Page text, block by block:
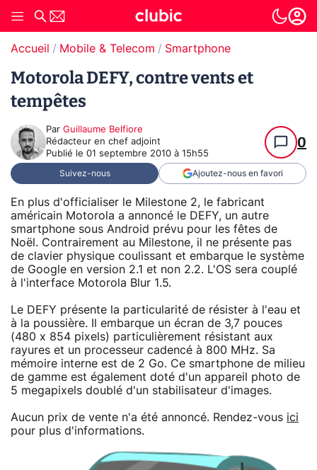
Accueil Mobile & Telecom Smartphone
Motorola DEFY, contre vents et
tempêtes
Par Guillaume Belfiore
Rédacteur en chef adjoint
Publié le 01 septembre 2010 à 15h55
0
Suivez-nous Ajoutez-nous en favori
En plus d'officialiser le Milestone 2, le fabricant
américain Motorola a annoncé le DEFY, un autre
smartphone sous Android prévu pour les fêtes de
Noël. Contrairement au Milestone, il ne présente pas
de clavier physique coulissant et embarque le système
de Google en version 2.1 et non 2.2. L'OS sera couplé
à l'interface Motorola Blur 1.5.
Le DEFY présente la particularité de résister à l'eau et
à la poussière. Il embarque un écran de 3,7 pouces
(480 x 854 pixels) particulièrement résistant aux
rayures et un processeur cadencé à 800 MHz. Sa
mémoire interne est de 2 Go. Ce smartphone de milieu
de gamme est également doté d'un appareil photo de
5 megapixels doublé d'un stabilisateur d'images.
Aucun prix de vente n'a été annoncé. Rendez-vous ici
pour plus d'informations.